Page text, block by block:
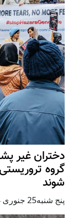
دختران غیر
گروه
شوند
پنج شنبه25 جنوری 2024